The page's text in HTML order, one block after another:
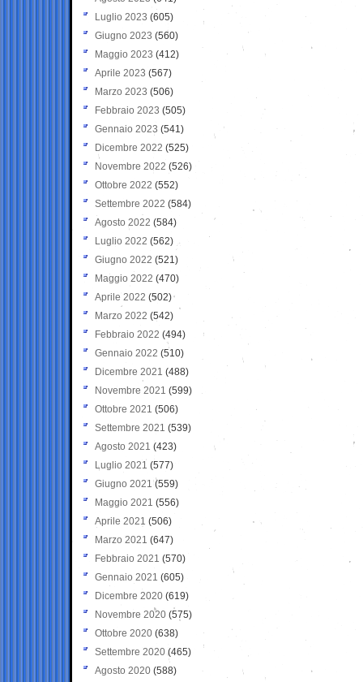
Luglio 2023 (605)
Giugno 2023 (560)
Maggio 2023 (412)
Aprile 2023 (567)
Marzo 2023 (506)
Febbraio 2023 (505)
Gennaio 2023 (541)
Dicembre 2022 (525)
Novembre 2022 (526)
Ottobre 2022 (552)
Settembre 2022 (584)
Agosto 2022 (584)
Luglio 2022 (562)
Giugno 2022 (521)
Maggio 2022 (470)
Aprile 2022 (502)
Marzo 2022 (542)
Febbraio 2022 (494)
Gennaio 2022 (510)
Dicembre 2021 (488)
Novembre 2021 (599)
Ottobre 2021 (506)
Settembre 2021 (539)
Agosto 2021 (423)
Luglio 2021 (577)
Giugno 2021(559)
Maggio 2021 (556)
Aprile 2021 (506)
Marzo 2021 (647)
Febbraio 2021 (570)
Gennaio 2021 (605)
Dicembre 2020 (619)
Novembre 2020 (575)
Ottobre 2020 (638)
Settembre 2020(465)
Agosto 2020 (588)